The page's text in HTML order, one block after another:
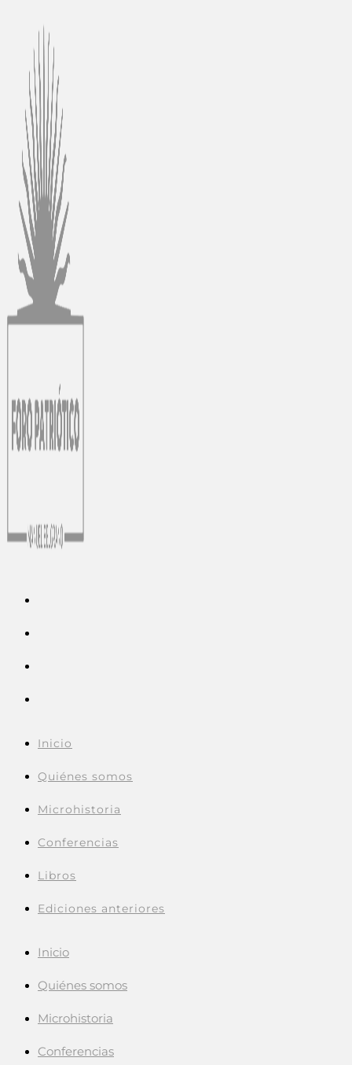
contenido
Inicio
Quiénes somos
Microhistoria
Conferencias
Libros
Ediciones anteriores
Inicio
Quiénes somos
Microhistoria
Conferencias